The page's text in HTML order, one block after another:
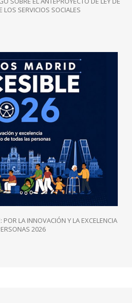
LOS SERVICIOS SOCIALES
LA INNOVACIÓN Y LA EXCELENCIA
2026